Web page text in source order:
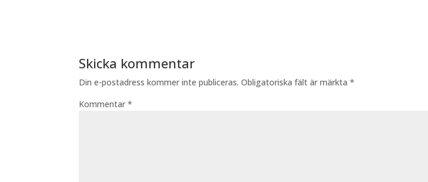
Skicka kommentar
Din e-postadress kommer inte publiceras. Obligatoriska fält är märkta*
Kommentar*